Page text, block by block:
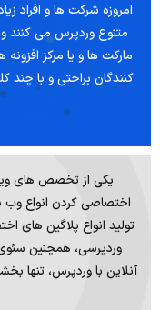
امروزه شرکت ها و افراد
متنوع وردپرس می کنند و
مارکت ها و یا مرکز
کنندگان براحتی و با
یکی از تخصص های
اختصاصی کردن انواع وب
تولید انواع پلاگین های
وردپرسی، همچنین
آنلاین با وردپرس، تنها